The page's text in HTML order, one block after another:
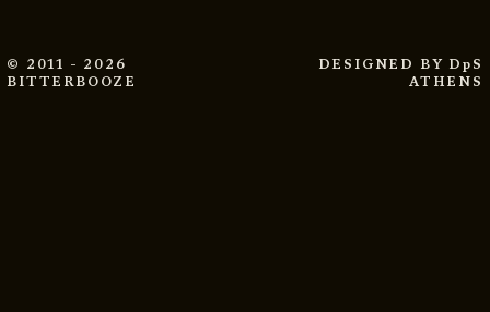
© 2011 - 2026
BITTERBOOZE
DESIGNED BY DpS
ATHENS